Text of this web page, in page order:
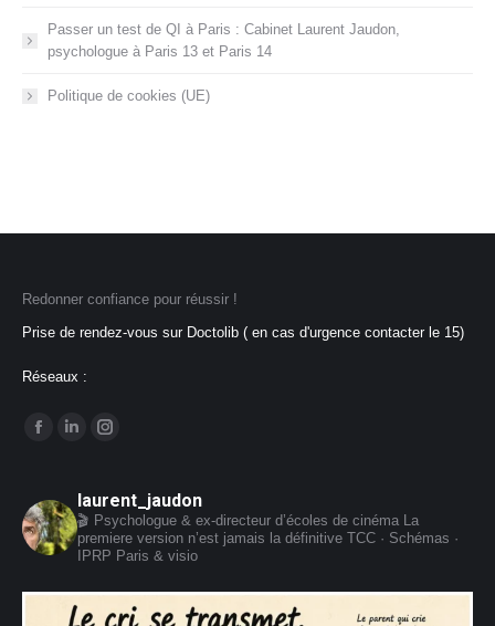
Passer un test de QI à Paris : Cabinet Laurent Jaudon,
psychologue à Paris 13 et Paris 14
Politique de cookies (UE)
Redonner confiance pour réussir !
Prise de rendez-vous sur Doctolib ( en cas d'urgence contacter le 15)
Réseaux :
Trouvez nous sur :
Facebook
s'ouvre
dans
nouvelle
LinkedIn
s'ouvre
dans
nouvelle
La
Instagram
s'ouvre
dans
nouvelle
laurent_jaudon
🎬 Psychologue & ex-directeur d’écoles de cinéma La
premiere version n’est jamais la définitive TCC · Schémas ·
IPRP Paris & visio